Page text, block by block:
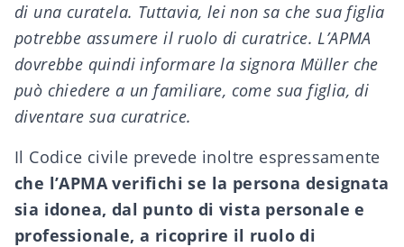
di una curatela. Tuttavia, lei non sa che sua figlia
potrebbe assumere il ruolo di curatrice. L’APMA
dovrebbe quindi informare la signora Müller che
può chiedere a un familiare, come sua figlia, di
diventare sua curatrice.
Il Codice civile prevede inoltre espressamente
che l’APMA verifichi se la persona designata
sia idonea, dal punto di vista personale e
professionale, a ricoprire il ruolo di